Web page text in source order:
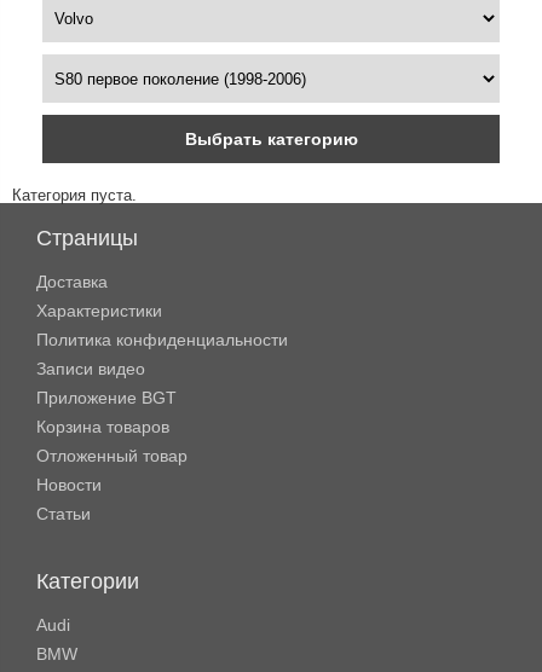
Выбрать категорию
Категория пуста.
Страницы
Доставка
Характеристики
Политика конфиденциальности
Записи видео
Приложение BGT
Корзина товаров
Отложенный товар
Новости
Статьи
Категории
Audi
BMW